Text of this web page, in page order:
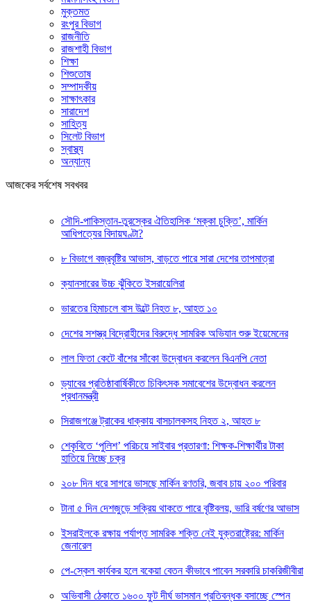
মুক্তমত
রংপুর বিভাগ
রাজনীতি
রাজশাহী বিভাগ
শিক্ষা
শিশুতোষ
সম্পাদকীয়
সাক্ষাৎকার
সারাদেশ
সাহিত্য
সিলেট বিভাগ
স্বাস্থ্য
অন্যান্য
আজকের সর্বশেষ সবখবর
সৌদি-পাকিস্তান-তুরস্কের ঐতিহাসিক ‘মক্কা চুক্তি’, মার্কিন
আধিপত্যের বিদায়ঘণ্টা?
৮ বিভাগে বজ্রবৃষ্টির আভাস, বাড়তে পারে সারা দেশের তাপমাত্রা
ক্যানসারের উচ্চ ঝুঁকিতে ইসরায়েলিরা
ভারতের হিমাচলে বাস উল্টে নিহত ৮, আহত ১০
দেশের সশস্ত্র বিদ্রোহীদের বিরুদ্ধে সামরিক অভিযান শুরু ইয়েমেনের
লাল ফিতা কেটে বাঁশের সাঁকো উদ্বোধন করলেন বিএনপি নেতা
ড্যাবের প্রতিষ্ঠাবার্ষিকীতে চিকিৎসক সমাবেশের উদ্বোধন করলেন
প্রধানমন্ত্রী
সিরাজগঞ্জে ট্রাকের ধাক্কায় বাসচালকসহ নিহত ২, আহত ৮
শেকৃবিতে ‘পুলিশ’ পরিচয়ে সাইবার প্রতারণা: শিক্ষক-শিক্ষার্থীর টাকা
হাতিয়ে নিচ্ছে চক্র
২০৮ দিন ধরে সাগরে ভাসছে মার্কিন রণতরি, জবাব চায় ২০০ পরিবার
টানা ৫ দিন দেশজুড়ে সক্রিয় থাকতে পারে বৃষ্টিবলয়, ভারি বর্ষণের আভাস
ইসরাইলকে রক্ষায় পর্যাপ্ত সামরিক শক্তি নেই যুক্তরাষ্ট্রের: মার্কিন
জেনারেল
পে-স্কেল কার্যকর হলে বকেয়া বেতন কীভাবে পাবেন সরকারি চাকরিজীবীরা
অভিবাসী ঠেকাতে ১৬০০ ফুট দীর্ঘ ভাসমান প্রতিবন্ধক বসাচ্ছে স্পেন